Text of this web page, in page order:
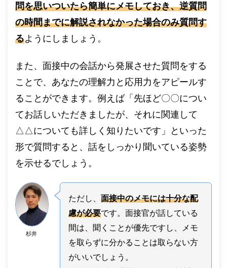
問を思いついたら簡単にメモしておき、逆質問
の時間までに解説されなかった場合のみ質問す
るようにしましょう。
また、面接中の会話から発展させた質問をする
ことで、あなたの理解力と応用力をアピールす
ることができます。例えば「先ほど〇〇につい
てお話しいただきましたが、それに関連して
△△についても詳しく知りたいです」といった
形で質問すると、話をしっかり聞いている姿勢
を示せるでしょう。
杉井
ただし、面接中のメモには十分な配
慮が必要です。面接官が話している
間は、聞くことが優先ですし、メモ
を取らずに分かることは取らない方
がいいでしょう。